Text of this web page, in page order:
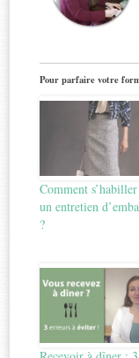
Pour parfaire votre
Comment
un entretien
?